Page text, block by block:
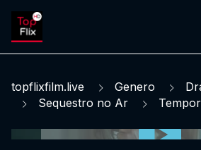
topflixfilm.live Genero
Sequestro no Ar